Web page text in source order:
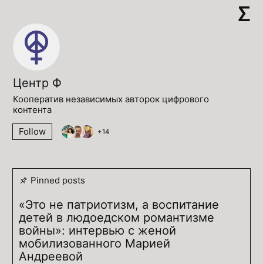
Центр Ф
Кооператив независимых авторок цифрового
контента
Follow
+14
Pinned posts
«Это не патриотизм, а воспитание
детей в людоедском романтизме
войны»: интервью с женой
мобилизованного Марией
Андреевой